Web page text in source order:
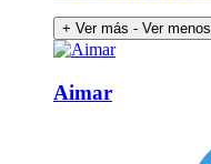
+ Ver más - Ver menos
Aimar